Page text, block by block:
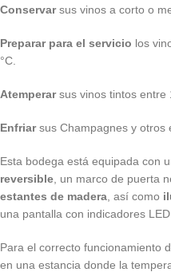
Conservarsus vinos a corto o
Preparar para el servicio los
°C.
Atemperarsus vinos tintos entre
Enfriarsus Champagnes y otros
Esta bodega está equipada con
reversible , un marco de puerta
estantes de madera , así como
una pantalla con indicadores
Para el correcto funcionamiento
en una estancia donde la